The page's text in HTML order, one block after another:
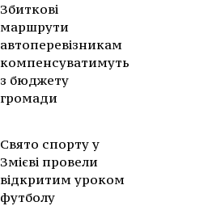
Збиткові
маршрути
автоперевізникам
компенсуватимуть
з бюджету
громади
Свято спорту у
Змієві провели
відкритим уроком
футболу